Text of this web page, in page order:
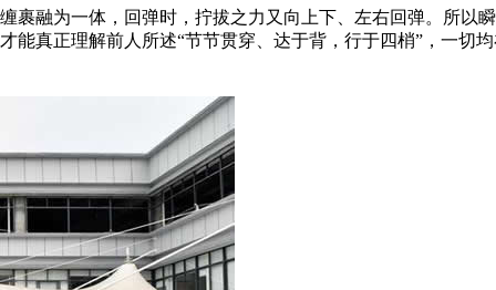
为一体，回弹时，拧拔之力又向上下、左右回弹。所以
真正理解前人所述“节节贯穿、达于背，行于四梢”，一切